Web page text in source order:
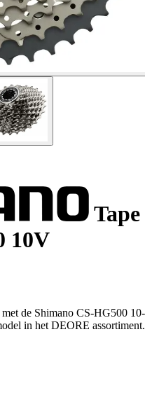
Tape
10V
de Shimano CS-HG500 10-
in het DEORE assortiment.